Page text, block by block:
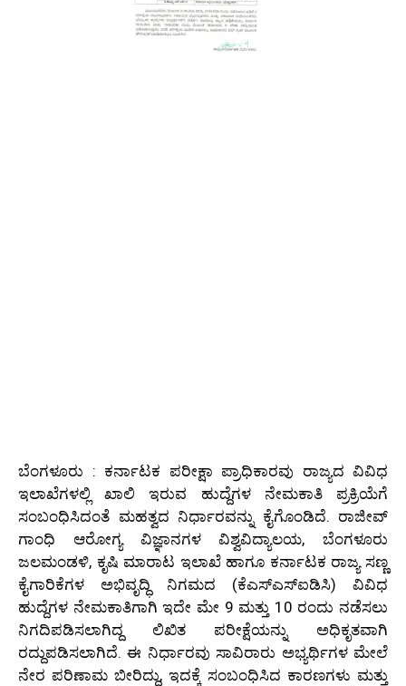
ಬೆಂಗಳೂರು : ಕರ್ನಾಟಕ ಪರೀಕ್ಷಾ ಪ್ರಾಧಿಕಾರವು ರಾಜ್ಯದ ವಿವಿಧ
ಇಲಾಖೆಗಳಲ್ಲಿ ಖಾಲಿ ಇರುವ ಹುದ್ದೆಗಳ ನೇಮಕಾತಿ ಪ್ರಕ್ರಿಯೆಗೆ
ಸಂಬಂಧಿಸಿದಂತೆ ಮಹತ್ವದ ನಿರ್ಧಾರವನ್ನು ಕೈಗೊಂಡಿದೆ. ರಾಜೀವ್
ಗಾಂಧಿ ಆರೋಗ್ಯ ವಿಜ್ಞಾನಗಳ ವಿಶ್ವವಿದ್ಯಾಲಯ, ಬೆಂಗಳೂರು
ಜಲಮಂಡಳಿ, ಕೃಷಿ ಮಾರಾಟ ಇಲಾಖೆ ಹಾಗೂ ಕರ್ನಾಟಕ ರಾಜ್ಯ ಸಣ್ಣ
ಕೈಗಾರಿಕೆಗಳ ಅಭಿವೃದ್ಧಿ ನಿಗಮದ (ಕೆಎಸ್‌ಎಸ್‌ಐಡಿಸಿ) ವಿವಿಧ
ಹುದ್ದೆಗಳ ನೇಮಕಾತಿಗಾಗಿ ಇದೇ ಮೇ 9 ಮತ್ತು 10 ರಂದು ನಡೆಸಲು
ನಿಗದಿಪಡಿಸಲಾಗಿದ್ದ ಲಿಖಿತ ಪರೀಕ್ಷೆಯನ್ನು ಅಧಿಕೃತವಾಗಿ
ರದ್ದುಪಡಿಸಲಾಗಿದೆ. ಈ ನಿರ್ಧಾರವು ಸಾವಿರಾರು ಅಭ್ಯರ್ಥಿಗಳ ಮೇಲೆ
ನೇರ ಪರಿಣಾಮ ಬೀರಿದ್ದು, ಇದಕ್ಕೆ ಸಂಬಂಧಿಸಿದ ಕಾರಣಗಳು ಮತ್ತು